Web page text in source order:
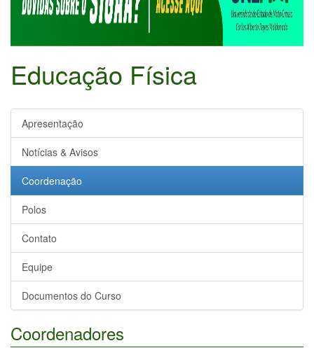
Educação Física
Apresentação
Notícias & Avisos
Coordenação
Polos
Contato
Equipe
Documentos do Curso
Coordenadores